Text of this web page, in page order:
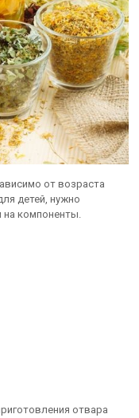
от возраста
детей, нужно
на компоненты.
отвара